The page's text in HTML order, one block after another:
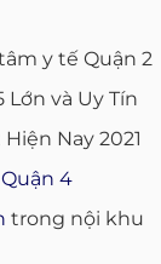
y tế Quận 2
Lớn và Uy Tín
Nay 2021
4
trong nội khu